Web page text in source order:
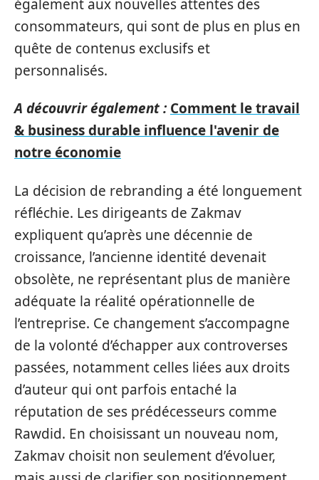
également aux nouvelles attentes des
consommateurs, qui sont de plus en plus en
quête de contenus exclusifs et
personnalisés.
A découvrir également : Comment le travail
& business durable influence l'avenir de
notre économie
La décision de rebranding a été longuement
réfléchie. Les dirigeants de Zakmav
expliquent qu’après une décennie de
croissance, l’ancienne identité devenait
obsolète, ne représentant plus de manière
adéquate la réalité opérationnelle de
l’entreprise. Ce changement s’accompagne
de la volonté d’échapper aux controverses
passées, notamment celles liées aux droits
d’auteur qui ont parfois entaché la
réputation de ses prédécesseurs comme
Rawdid. En choisissant un nouveau nom,
Zakmav choisit non seulement d’évoluer,